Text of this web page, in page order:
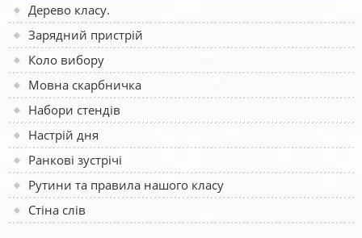
Дерево класу.
Зарядний пристрій
Коло вибору
Мовна скарбничка
Набори стендів
Настрій дня
Ранкові зустрічі
Рутини та правила нашого класу
Стіна слів